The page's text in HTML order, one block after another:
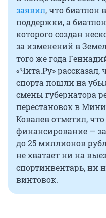
заявил, что биатлон
поддержки, а
которого создан
за изменений в
того же года
«Чита.Ру» рассказал,
спорта пошли на
смены губернатора
перестановок в
Ковалев отметил,
финансирование —
до 25 миллионов
не хватает ни на
спортинвентарь, ни
винтовок.